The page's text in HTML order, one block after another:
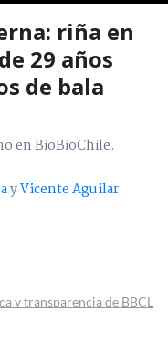
riña en
29 años
de bala
en BioBioChile.
yVicente Aguilar
y transparencia de BBCL